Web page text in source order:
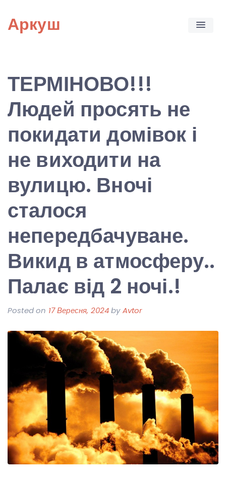
content
Аркуш
ТЕРМІНОВО!!!
Людей просять не
покидати домівок і
не виходити на
вулицю. Вночі
сталося
непередбачуване.
Викид в атмосферу..
Палає від 2 ночі.!
Posted on 17 Вересня, 2024byAvtor